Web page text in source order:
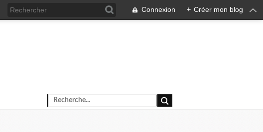
Connexion + Créer mon blog